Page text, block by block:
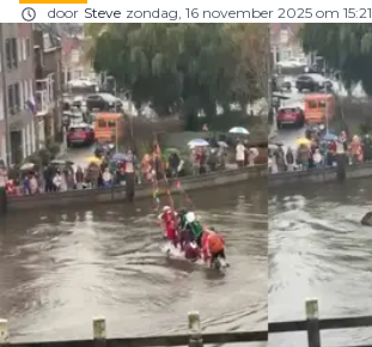
door Steve zondag, 16 november 2025 om 15:21